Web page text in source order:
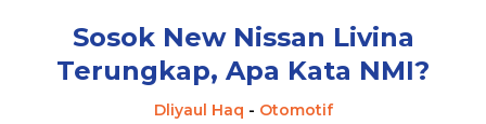
m
Sosok New Nissan Livina
Terungkap, Apa Kata NMI?
Dliyaul Haq - Otomotif